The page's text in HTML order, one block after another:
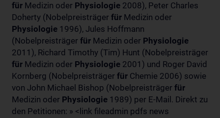
für Medizin oder Physiologie 2008), Peter Charles
Doherty (Nobelpreisträger für Medizin oder
Physiologie 1996), Jules Hoffmann
(Nobelpreisträger für Medizin oder Physiologie
2011), Richard Timothy (Tim) Hunt (Nobelpreisträger
für Medizin oder Physiologie 2001) und Roger David
Kornberg (Nobelpreisträger für Chemie 2006) sowie
von John Michael Bishop (Nobelpreisträger für
Medizin oder Physiologie 1989) per E-Mail. Direkt zu
den Petitionen: » <link fileadmin pdfs news